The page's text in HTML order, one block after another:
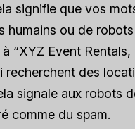
signifie que vos
humains ou de
“XYZ Event
des
signale aux robots
comme du spam.